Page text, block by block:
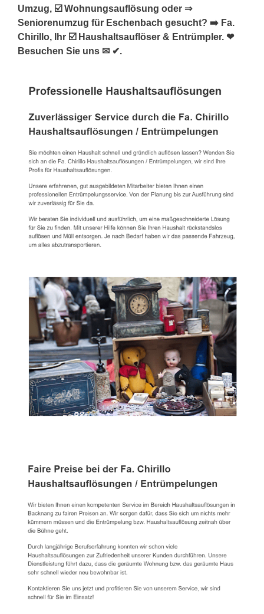
Umzug, ☑️ Wohnungsauflösung oder ⇒
Seniorenumzug für Eschenbach gesucht? ➡️ Fa.
Chirillo, Ihr ☑️ Haushaltsauflöser & Entrümpler. ❤
Besuchen Sie uns ✉ ✔.